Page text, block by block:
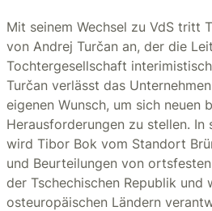
Mit seinem Wechsel zu VdS tritt
von Andrej Turčan an, der die
Tochtergesellschaft
Turčan verlässt das
eigenen Wunsch, um sich neuen
Herausforderungen zu stellen. In
wird Tibor Bok vom Standort
und Beurteilungen von
der Tschechischen Republik und
osteuropäischen Ländern